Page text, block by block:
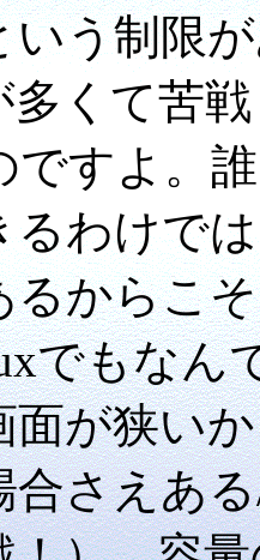
いう制限
多くて苦
ですよ。
るわけで
るからこ
でもなん
面が狭い
合さえあ